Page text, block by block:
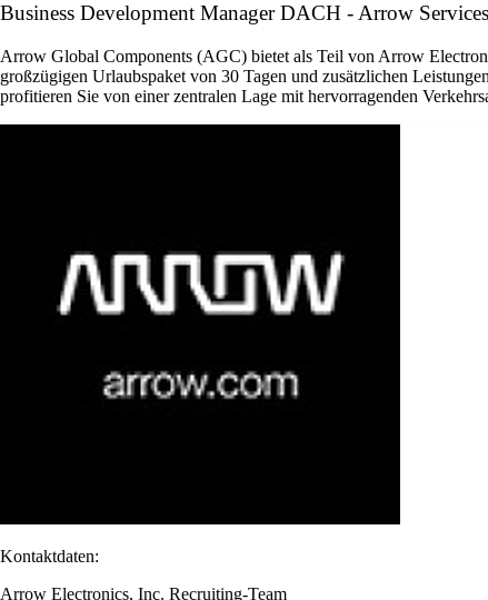
Business Development Manager DACH - Arrow
Arrow Global Components (AGC) bietet als Teil von Arrow
großzügigen Urlaubspaket von 30 Tagen und zusätzlichen
profitieren Sie von einer zentralen Lage mit hervorragenden
Kontaktdaten:
Arrow Electronics, Inc. Recruiting-Team